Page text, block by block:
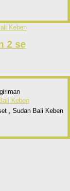
2 se
, Sudan Bali Keben